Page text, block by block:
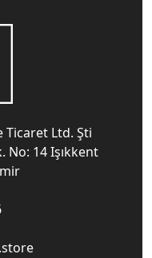
Ticaret Ltd. Şti
No: 14 Işıkkent